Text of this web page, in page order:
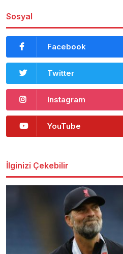
Sosyal
Facebook
Twitter
Instagram
YouTube
İlginizi Çekebilir